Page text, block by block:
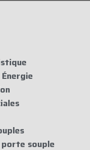
porte souple